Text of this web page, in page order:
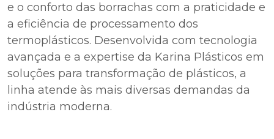
e o conforto das borrachas com a praticidade e
a eficiência de processamento dos
termoplásticos. Desenvolvida com tecnologia
avançada e a expertise da Karina Plásticos em
soluções para transformação de plásticos, a
linha atende às mais diversas demandas da
indústria moderna.